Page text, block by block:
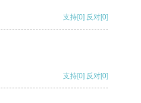
支持[0] 反对[0]
支持[0] 反对[0]